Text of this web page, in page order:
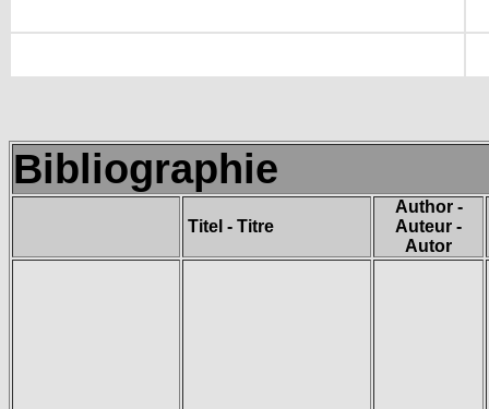
Bibliographie
Titel - Titre
Author -
Auteur -
Autor